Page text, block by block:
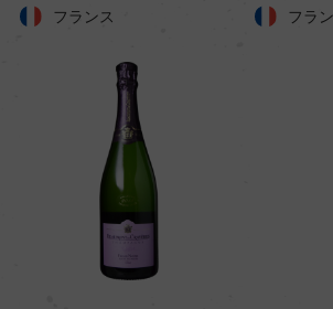
醗酵：瓶内二次醗酵/ステンレスタ
スタンクにてマロラクティック醗
熟成：オーク樽熟成6カ月 (新樽比
シャンパーニュ産オーク樽) 瓶内熟
マンまでの熟成期間 24ー36カ月
フランス フラ